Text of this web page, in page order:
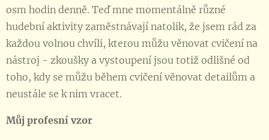
osm hodin denně. Teď mne momentálně různé
hudební aktivity zaměstnávají natolik, že jsem rád za
každou volnou chvíli, kterou můžu věnovat cvičení na
nástroj - zkoušky a vystoupení jsou totiž odlišné od
toho, kdy se můžu během cvičení věnovat detailům a
neustále se k nim vracet.
Můj profesní vzor